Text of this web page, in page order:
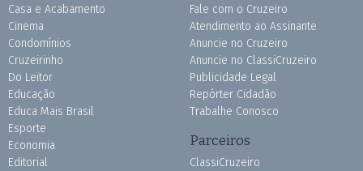
Casa e Acabamento
Cinema
Condomínios
Cruzeirinho
Do Leitor
Educação
Educa Mais Brasil
Esporte
Economia
Editorial
Fale com o Cruzeiro
Atendimento ao Assinante
Anuncie no Cruzeiro
Anuncie no ClassiCruzeiro
Publicidade Legal
Repórter Cidadão
Trabalhe Conosco
Parceiros
ClassiCruzeiro